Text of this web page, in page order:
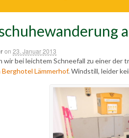
on 23. Januar 2013
bei leichtem Schneefall zu einer der
Lämmerhof. Windstill, leider